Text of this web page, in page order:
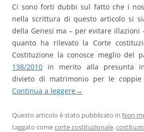
Ci sono forti dubbi sul fatto che i
nella scrittura di questo articolo si
della Genesi ma – per evitare illazioni
quanto ha rilevato la Corte
Costituzione la conosce meglio del
138/2010 in merito alla presunta
divieto di matrimonio per le coppie
Continua a leggere→
Questo articolo è stato pubblicato in Non
taggato comecorte costituzionale,